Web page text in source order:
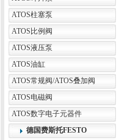
ATOS柱塞泵
ATOS比例阀
ATOS液压泵
ATOS油缸
ATOS常规阀/ATOS叠加阀
ATOS电磁阀
ATOS数字电子元器件
德国费斯托FESTO